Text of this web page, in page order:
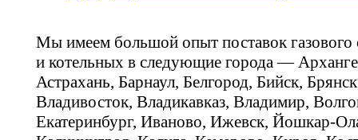
Мы имеем большой опыт поставок газового
и котельных в следующие города —
Астрахань, Барнаул, Белгород, Бийск,
Владивосток, Владикавказ, Владимир,
Екатеринбург, Иваново, Ижевск, Йошкар-